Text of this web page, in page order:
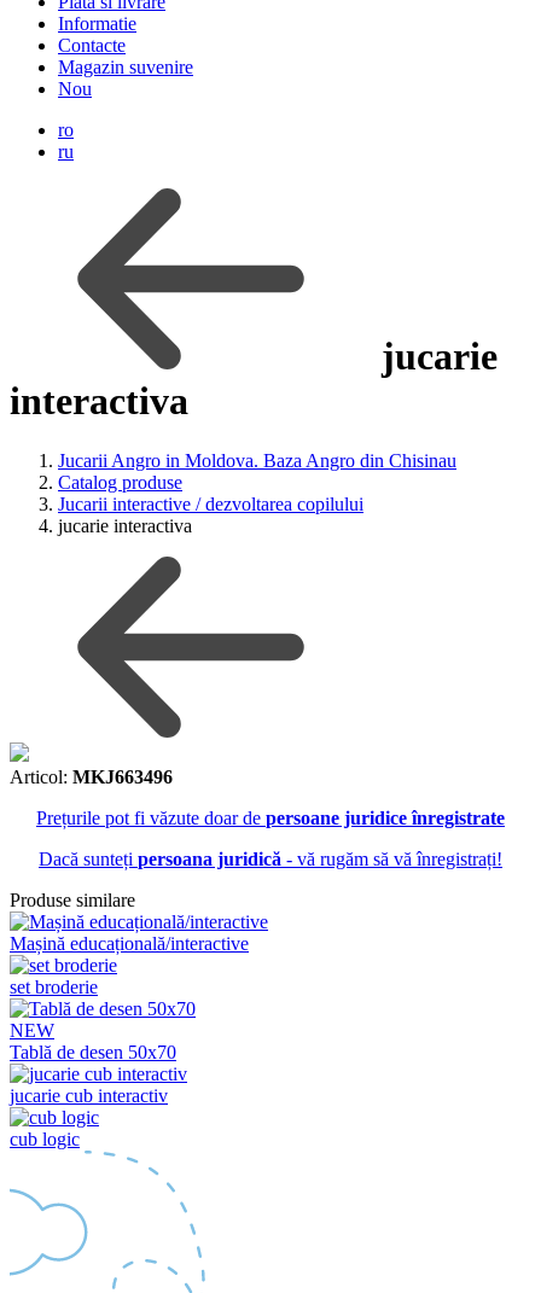
Informatie
Contacte
Magazin suvenire
Nou
ro
ru
jucarie
interactiva
Jucarii Angro in Moldova. Baza Angro din Chisinau
Catalog produse
Jucarii interactive / dezvoltarea copilului
jucarie interactiva
Articol: MKJ663496
Prețurile pot fi văzute doar de persoane juridice înregistrate
Dacă sunteți persoana juridică - vă rugăm să vă înregistrați!
Produse similare
Mașină educațională/interactive
set broderie
NEW
Tablă de desen 50x70
jucarie cub interactiv
cub logic